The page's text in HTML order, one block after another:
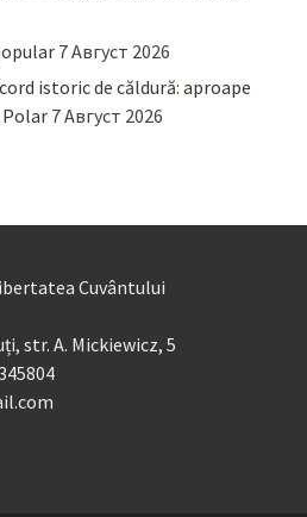
7 Август 2026
istoric de căldură: aproape
Polar 7 Август 2026
Cuvântului
str. A. Mickiewicz, 5